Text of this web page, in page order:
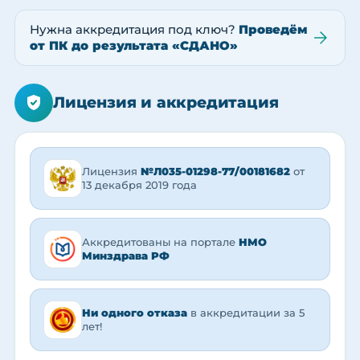
Нужна аккредитация под ключ? Проведём
от ПК до результата «СДАНО»
Лицензия и аккредитация
Лицензия №Л035-01298-77/00181682 от
13 декабря 2019 года
Аккредитованы на портале НМО
Минздрава РФ
Ни одного отказа в аккредитации за 5
лет!